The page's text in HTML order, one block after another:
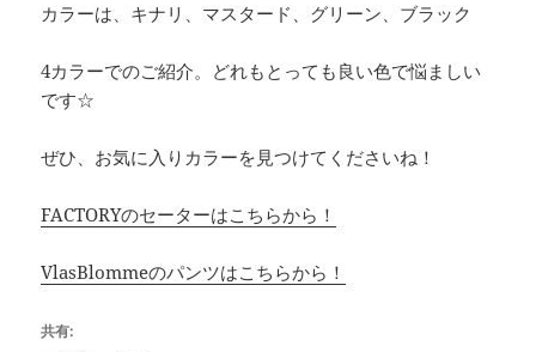
カラーは、キナリ、マスタード、グリーン、ブラック
4カラーでのご紹介。どれもとっても良い色で悩ましい
です☆
ぜひ、お気に入りカラーを見つけてくださいね！
FACTORYのセーターはこちらから！
VlasBlommeのパンツはこちらから！
共有: